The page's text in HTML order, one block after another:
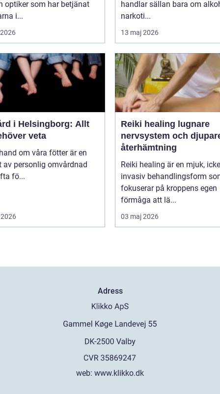
optiker som har betjänat
i...
handlar sällan bara om
narkoti...
13 maj 2026
i Helsingborg: Allt
veta
om våra fötter är en
av personlig omvårdnad
fö...
Reiki healing lugnare
nervsystem och
återhämtning
Reiki healing är en mjuk,
invasiv behandlingsform
fokuserar på kroppens egen
förmåga att lä...
03 maj 2026
Adress
web: www.klikko.dk